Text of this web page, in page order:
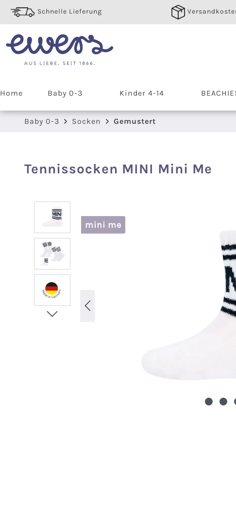
Hauptinhalt springen
Zur Suche springen
Zur Hauptnavigation springen
Schnelle Lieferung
Home Baby 0-3 Kinder 4-14
Baby 0-3 Socken Gemustert
Tennissocken MINI Mini Me
mini me